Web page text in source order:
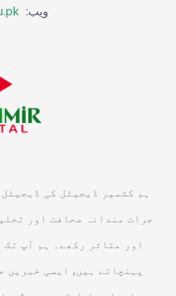
ویب:
ہم کشمیر ڈیجیٹل کی
جرات مندانہ صحافت اور
اور متاثر رکھے۔ ہم آپ
پہنچاتے ہیں, ایسی خبریں